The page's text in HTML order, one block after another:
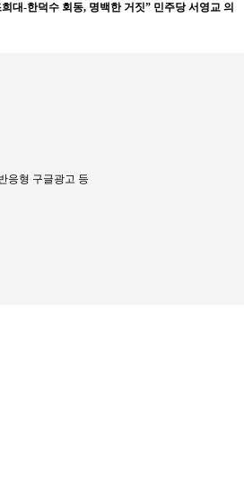
대-한덕수 회동, 명백한 거짓” 민주당 서영교 의
응형 구글광고 등